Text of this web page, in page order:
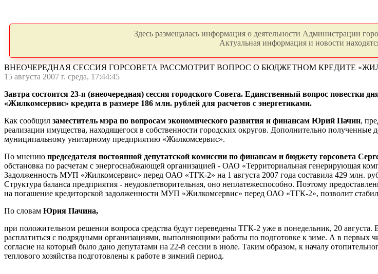
Здесь размещалась информация о деятельности Администрации
Актуальная информация и новости
ВНЕОЧЕРЕДНАЯ СЕССИЯ ГОРСОВЕТА РАССМОТРИТ ВОПРОС О БЮДЖЕТНОМ КРЕДИТЕ
15 августа 2007 г. среда, 17:44:45
Завтра состоится 23-я (внеочередная) сессия городского Совета. Единственный вопрос
«Жилкомсервис» кредита в размере 186 млн. рублей для расчетов с энергетиками.
Как сообщил заместитель мэра по вопросам экономического развития и финансам Юрий Пачин,
реализации имущества, находящегося в собственности городских округов. Дополнительно полученные
муниципальному унитарному предприятию «Жилкомсервис».
По мнению председателя постоянной депутатской комиссии по финансам и бюджету горсовета
обстановка по расчетам с энергоснабжающей организацией - ОАО «Территориальная генерирующая
Задолженность МУП «Жилкомсервис» перед ОАО «ТГК-2» на 1 августа 2007 года составила 429 млн.
Структура баланса предприятия - неудовлетворительная, оно неплатежеспособно. Поэтому
на погашение кредиторской задолженности МУП «Жилкомсервис» перед ОАО «ТГК-2», позволит
По словам Юрия Пачина,
при положительном решении вопроса средства будут переведены ТГК-2 уже в понедельник, 20
расплатиться с подрядными организациями, выполняющими работы по подготовке к зиме. А в первых
согласие на который было дано депутатами на 22-й сессии в июле. Таким образом, к началу
теплового хозяйства подготовлены к работе в зимний период.